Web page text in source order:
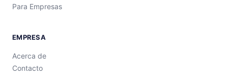
Para Empresas
EMPRESA
Acerca de
Contacto